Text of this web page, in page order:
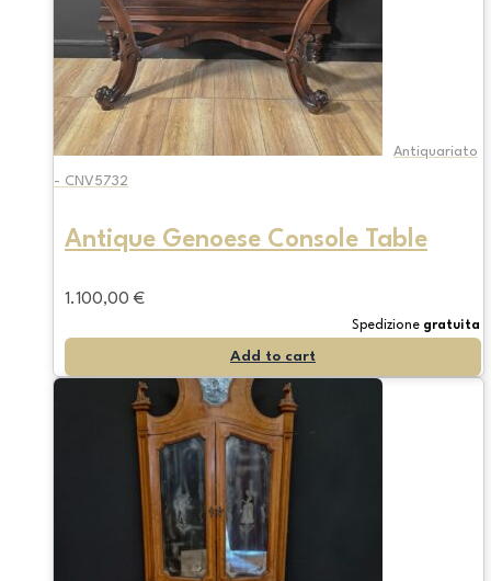
Antiquariato
- CNV5732
Antique Genoese Console Table
1.100,00 €
Spedizione gratuita
Add to cart